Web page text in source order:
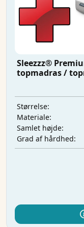
Sleezzz®
topmadras /
Størrelse:
Materiale:
Samlet højde:
Grad af hårdhed: